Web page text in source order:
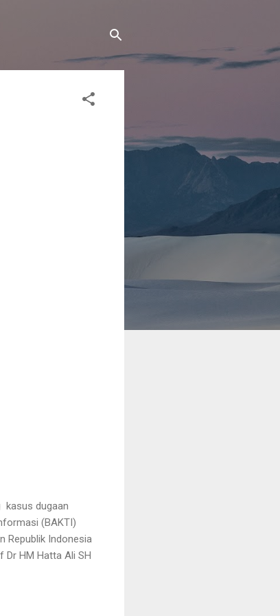
kasus dugaan
(BAKTI)
Republik Indonesia
Dr HM Hatta Ali SH